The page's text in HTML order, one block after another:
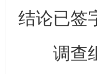
结论已签
调查组